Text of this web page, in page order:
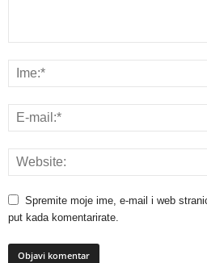
Spremite moje ime, e-mail i web
put kada komentarirate.